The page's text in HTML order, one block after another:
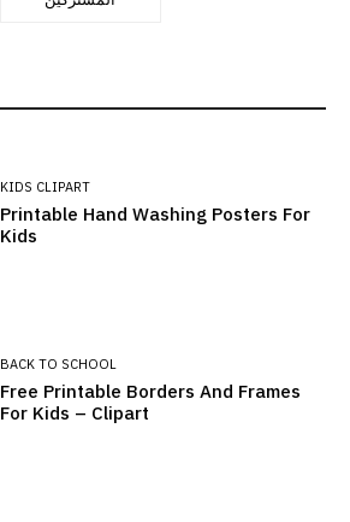
KIDS CLIPART
Printable Hand Washing Posters For
Kids
BACK TO SCHOOL
Free Printable Borders And Frames
For Kids – Clipart